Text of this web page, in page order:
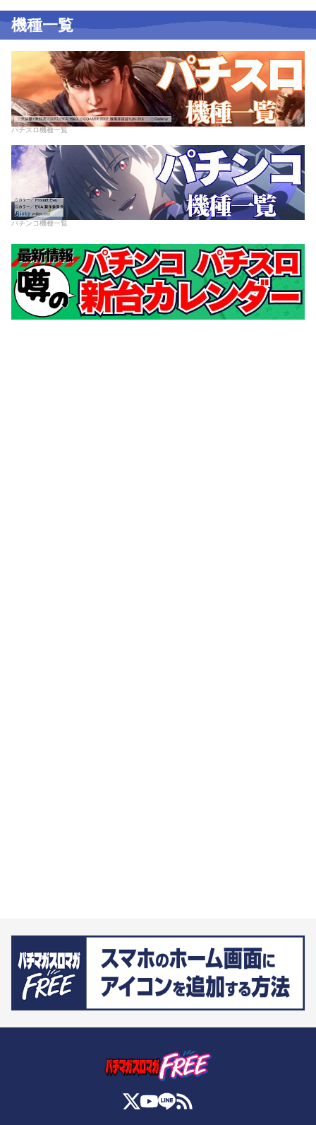
機種一覧
パチスロ機種一覧
パチンコ機種一覧